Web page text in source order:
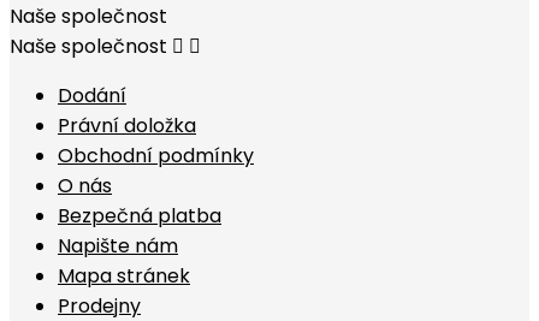
Naše společnost
Naše společnost  
Dodání
Právní doložka
Obchodní podmínky
O nás
Bezpečná platba
Napište nám
Mapa stránek
Prodejny